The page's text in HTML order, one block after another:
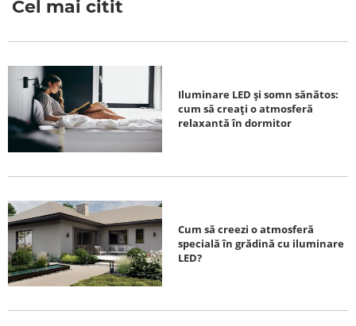
Cel mai citit
Iluminare LED și somn sănătos:
cum să creați o atmosferă
relaxantă în dormitor
Cum să creezi o atmosferă
specială în grădină cu iluminare
LED?